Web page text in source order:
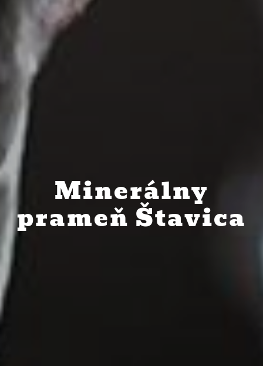
Minerálny
prameň Štavica